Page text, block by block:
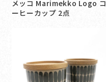
メッコ Marimekko Logo コ
ーヒーカップ 2点